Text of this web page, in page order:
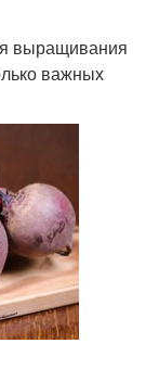
выращивания
важных